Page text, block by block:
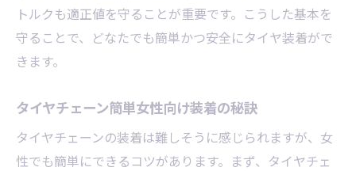
トルクも適正値を守ることが重要です。こうした基本を
守ることで、どなたでも簡単かつ安全にタイヤ装着がで
きます。
タイヤチェーン簡単女性向け装着の秘訣
タイヤチェーンの装着は難しそうに感じられますが、女
性でも簡単にできるコツがあります。まず、タイヤチェ